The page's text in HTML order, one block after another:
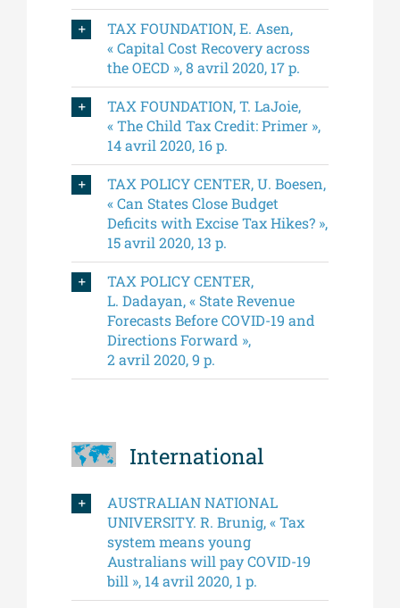
TAX FOUNDATION, E. Asen,
« Capital Cost Recovery across
the OECD », 8 avril 2020, 17 p.
TAX FOUNDATION, T. LaJoie,
« The Child Tax Credit: Primer »,
14 avril 2020, 16 p.
TAX POLICY CENTER, U. Boesen,
« Can States Close Budget
Deficits with Excise Tax Hikes? »,
15 avril 2020, 13 p.
TAX POLICY CENTER,
L. Dadayan, « State Revenue
Forecasts Before COVID-19 and
Directions Forward »,
2 avril 2020, 9 p.
International
AUSTRALIAN NATIONAL
UNIVERSITY. R. Brunig, « Tax
system means young
Australians will pay COVID-19
bill », 14 avril 2020, 1 p.